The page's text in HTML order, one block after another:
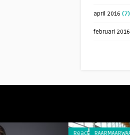
april 2016 (7)
februari 2016
RAARMAARWAAR